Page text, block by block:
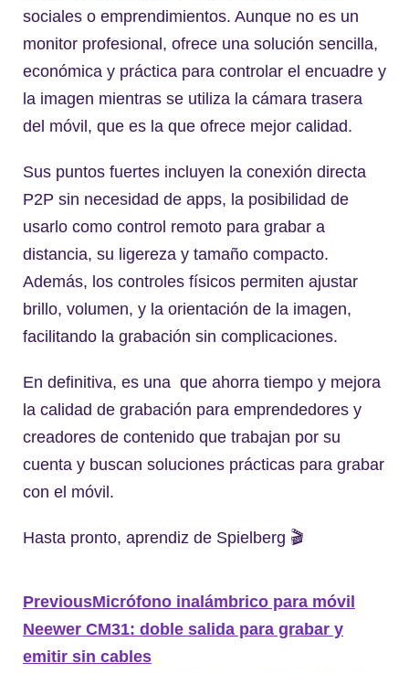
sociales o emprendimientos. Aunque no es un
monitor profesional, ofrece una solución sencilla,
económica y práctica para controlar el encuadre y
la imagen mientras se utiliza la cámara trasera
del móvil, que es la que ofrece mejor calidad.
Sus puntos fuertes incluyen la conexión directa
P2P sin necesidad de apps, la posibilidad de
usarlo como control remoto para grabar a
distancia, su ligereza y tamaño compacto.
Además, los controles físicos permiten ajustar
brillo, volumen, y la orientación de la imagen,
facilitando la grabación sin complicaciones.
En definitiva, es una que ahorra tiempo y mejora
la calidad de grabación para emprendedores y
creadores de contenido que trabajan por su
cuenta y buscan soluciones prácticas para grabar
con el móvil.
Hasta pronto, aprendiz de Spielberg 🎬
PreviousMicrófono inalámbrico para móvil
Neewer CM31: doble salida para grabar y
emitir sin cables